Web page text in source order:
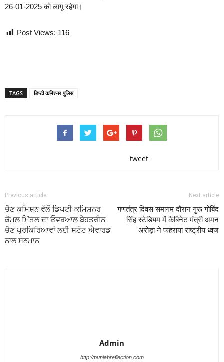
26-01-2025 को लागू रहेगा।
Post Views: 116
TAGS डिप्टी कमिश्नर पुलिस
tweet
Previous article
ਚੋਣ ਕਮਿਸ਼ਨ ਵੱਲੋਂ ਡਿਪਟੀ ਕਮਿਸ਼ਨਰ
ਕੋਮਲ ਮਿੱਤਲ ਦਾ ਓਵਰਆਲ ਬੇਹਤਰੀਨ
ਚੋਣ ਪ੍ਰਕਿਰਿਆਵਾਂ ਲਈ ਸਟੇਟ ਐਵਾਰਡ
ਨਾਲ ਸਨਮਾਨ
Next article
गणतंत्र दिवस समागम दौरान गुरू गोबिंद
सिंह स्टेडियम में कैबिनेट मंत्री अमन
अरोड़ा ने फहराया राष्ट्रीय ध्वज
Admin
http://punjabreflection.com